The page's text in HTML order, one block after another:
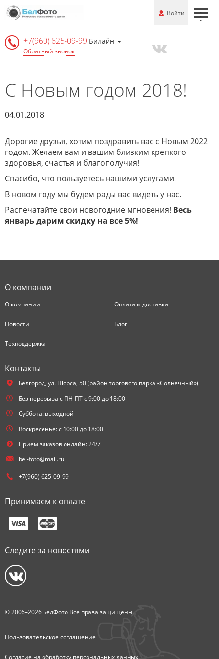
Перейти
к
информации
---
Войти
+7(960) 625-09-99 Билайн
Обратный звонок
С Новым годом 2018!
04.01.2018
Дорогие друзья, хотим поздравить вас с Новым 2022
годом. Желаем вам и вашим близким крепкого
здоровья, счастья и благополучия!
Спасибо, что пользуетесь нашими услугами.
В новом году мы будем рады вас видеть у нас.
Распечатайте свои новогодние мгновения! Весь
январь дарим скидку на все 5%!
О компании
О компании Оплата и доставка
Новости Блог
Техподдержка
Контакты
Белгород, ул. Щорса, 50 (район торгового парка «Солнечный»)
Без перерыва с ПН-ПТ с 9:00 до 18:00
Суббота: выходной
Воскресенье: с 10:00 до 18:00
Прием заказов онлайн: 24/7
bel-foto@mail.ru
+7(960) 625-09-99
Принимаем к оплате
Следите за новостями
© 2006–2026 БелФото Все права защищены.
Пользовательское соглашение
Согласие на обработку персональных данных